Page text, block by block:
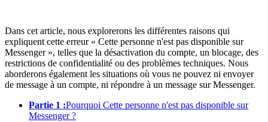
Dans cet article, nous explorerons les différentes raisons qui
expliquent cette erreur « Cette personne n'est pas disponible sur
Messenger », telles que la désactivation du compte, un blocage, des
restrictions de confidentialité ou des problèmes techniques. Nous
aborderons également les situations où vous ne pouvez ni envoyer
de message à un compte, ni répondre à un message sur Messenger.
Partie 1 :Pourquoi Cette personne n'est pas disponible sur
Messenger ?